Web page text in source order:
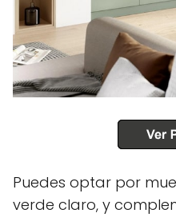
Puedes optar por
verde claro, y